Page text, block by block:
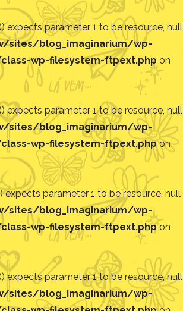
expects parameter 1 to be resource, null
sites/blog_imaginarium/wp-
wp-filesystem-ftpext.php on
expects parameter 1 to be resource, null
sites/blog_imaginarium/wp-
wp-filesystem-ftpext.phpon
expects parameter 1 to be resource, null
sites/blog_imaginarium/wp-
wp-filesystem-ftpext.phpon
expects parameter 1 to be resource, null
sites/blog_imaginarium/wp-